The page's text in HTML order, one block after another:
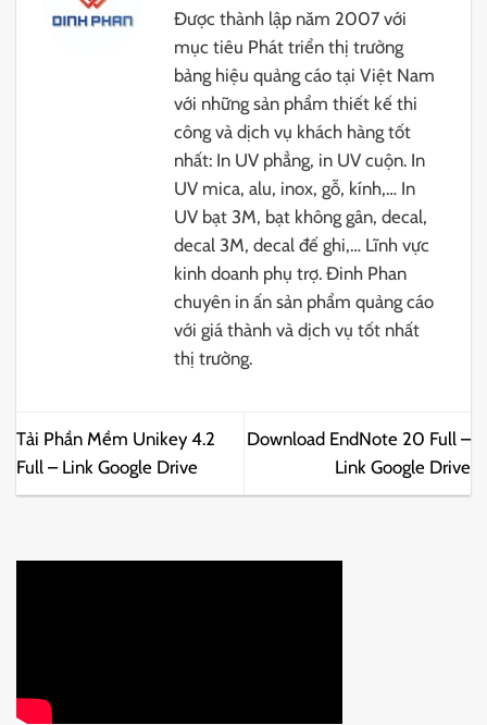
Được thành lập năm 2007 với
mục tiêu Phát triển thị trường
bảng hiệu quảng cáo tại Việt Nam
với những sản phẩm thiết kế thi
công và dịch vụ khách hàng tốt
nhất: In UV phẳng, in UV cuộn. In
UV mica, alu, inox, gỗ, kính,… In
UV bạt 3M, bạt không gân, decal,
decal 3M, decal đế ghi,… Lĩnh vực
kinh doanh phụ trợ. Đinh Phan
chuyên in ấn sản phẩm quảng cáo
với giá thành và dịch vụ tốt nhất
thị trường.
Tải Phần Mềm Unikey 4.2
Full – Link Google Drive
Download EndNote 20 Full –
Link Google Drive